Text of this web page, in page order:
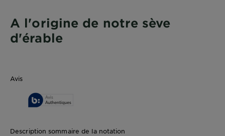
A l'origine de notre sève
d'érable
Avis
Description sommaire de la notation